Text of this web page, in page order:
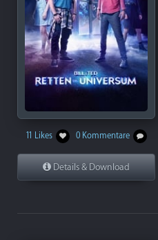
11 Likes 0 Kommentare
Details & Download